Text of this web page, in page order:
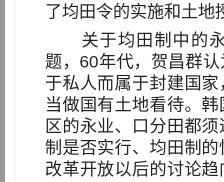
了均田令的实施和土地
关于均田制中的永
题，60年代，贺昌群
于私人而属于封建国
当做国有土地看待。
区的永业、口分田都
制是否实行、均田制
改革开放以后的讨论